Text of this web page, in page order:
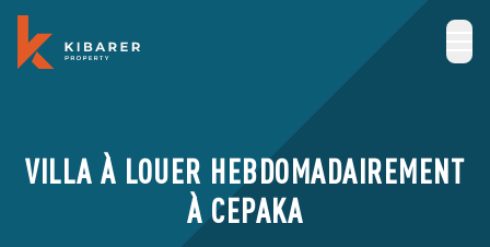
VILLA À LOUER HEBDOMADAIREMENT
À CEPAKA